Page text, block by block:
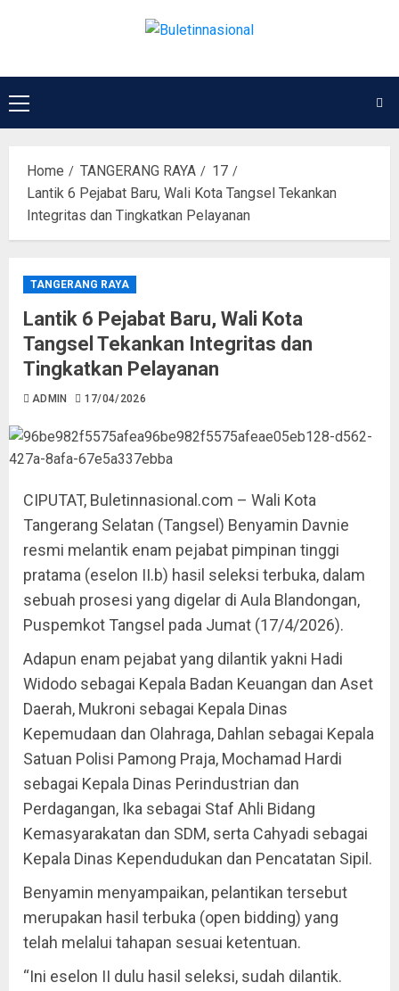
Home TANGERANG RAYA
17
Lantik 6 Pejabat Baru, Wali Kota Tangsel Tekankan
Integritas dan Tingkatkan Pelayanan
TANGERANG RAYA
Lantik 6 Pejabat Baru, Wali Kota
Tangsel Tekankan Integritas dan
Tingkatkan Pelayanan
ADMIN 17/04/2026
CIPUTAT, Buletinnasional.com – Wali Kota
Tangerang Selatan (Tangsel) Benyamin Davnie
resmi melantik enam pejabat pimpinan tinggi
pratama (eselon II.b) hasil seleksi terbuka, dalam
sebuah prosesi yang digelar di Aula Blandongan,
Puspemkot Tangsel pada Jumat (17/4/2026).
Adapun enam pejabat yang dilantik yakni Hadi
Widodo sebagai Kepala Badan Keuangan dan Aset
Daerah, Mukroni sebagai Kepala Dinas
Kepemudaan dan Olahraga, Dahlan sebagai Kepala
Satuan Polisi Pamong Praja, Mochamad Hardi
sebagai Kepala Dinas Perindustrian dan
Perdagangan, Ika sebagai Staf Ahli Bidang
Kemasyarakatan dan SDM, serta Cahyadi sebagai
Kepala Dinas Kependudukan dan Pencatatan Sipil.
Benyamin menyampaikan, pelantikan tersebut
merupakan hasil terbuka (open bidding) yang
telah melalui tahapan sesuai ketentuan.
“Ini eselon II dulu hasil seleksi, sudah dilantik.